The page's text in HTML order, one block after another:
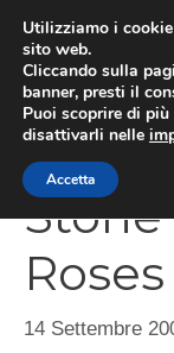
contenuto
Stone
Roses
14 Settembre
Utilizziamo i
sito web.
Cliccando sulla
banner, presti il
Puoi scoprire di
disattivarli nelle
Accetta